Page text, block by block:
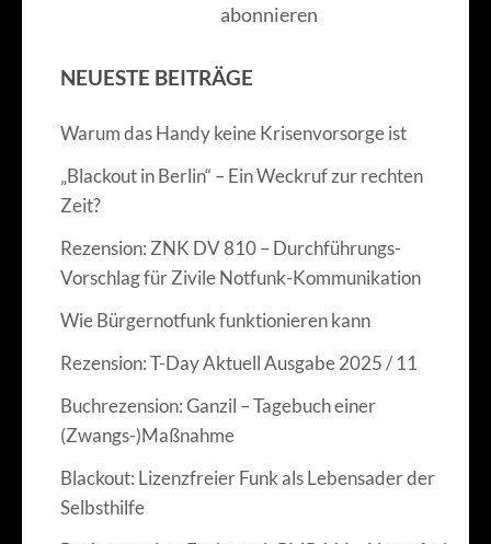
abonnieren
NEUESTE BEITRÄGE
Warum das Handy keine Krisenvorsorge ist
„Blackout in Berlin“ – Ein Weckruf zur rechten
Zeit?
Rezension: ZNK DV 810 – Durchführungs-
Vorschlag für Zivile Notfunk-Kommunikation
Wie Bürgernotfunk funktionieren kann
Rezension: T-Day Aktuell Ausgabe 2025 / 11
Buchrezension: Ganzil – Tagebuch einer
(Zwangs-)Maßnahme
Blackout: Lizenzfreier Funk als Lebensader der
Selbsthilfe